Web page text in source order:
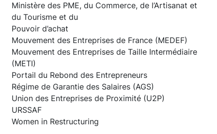
Ministère des PME, du Commerce, de l’Artisanat et
du Tourisme et du
Pouvoir d’achat
Mouvement des Entreprises de France (MEDEF)
Mouvement des Entreprises de Taille Intermédiaire
(METI)
Portail du Rebond des Entrepreneurs
Régime de Garantie des Salaires (AGS)
Union des Entreprises de Proximité (U2P)
URSSAF
Women in Restructuring